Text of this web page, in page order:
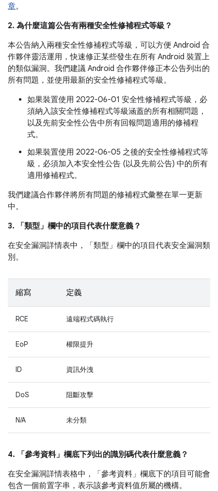
章。
2. 為什麼這篇公告有兩種安全性修補程式等級？
本公告納入兩種安全性修補程式等級，可以方便 Android 合
作夥伴靈活運用，快速修正某些發生在所有 Android 裝置上
的類似漏洞。我們建議 Android 合作夥伴修正本公告列出的
所有問題，並使用最新的安全性修補程式等級。
如果裝置使用 2022-06-01 安全性修補程式等級，必
須納入該安全性修補程式等級涵蓋的所有相關問題，
以及先前安全性公告中所有回報問題適用的修補程
式。
如果裝置使用 2022-06-05 之後的安全性修補程式等
級，必須加入本安全性公告 (以及先前公告) 中的所有
適用修補程式。
我們建議合作夥伴將所有問題的修補程式彙整在單一更新
中。
3. 「類型」 欄中的項目代表什麼意義？
在安全漏洞詳情表中，「類型」 欄中的項目代表安全漏洞類
別。
縮寫 定義
RCE 遠端程式碼執行
EoP 權限提升
ID 資訊外洩
DoS 阻斷攻擊
N/A 未分類
4. 「參考資料」 欄底下列出的識別碼代表什麼意義？
在安全漏洞詳情表格中，「參考資料」 欄底下的項目可能會
包含一個前置字串，表示該參考資料值所屬的機構。